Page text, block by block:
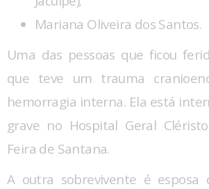
Mariana Oliveira dos Santos.
Uma das pessoas que ficou
que teve um trauma
hemorragia interna. Ela está
grave no Hospital Geral
Feira de Santana.
A outra sobrevivente é esposa